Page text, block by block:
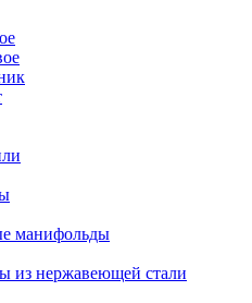
манифольды
из нержавеющей стали